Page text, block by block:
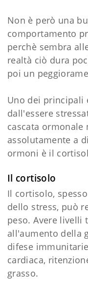
Non è però una
comportamento
perchè sembra
realtà ciò dura
poi un
Uno dei principali
dall'essere
cascata ormonale
assolutamente a
ormoni è il
Il cortisolo
Il cortisolo,
dello stress, può
peso. Avere
all'aumento della
difese
cardiaca,
grasso.